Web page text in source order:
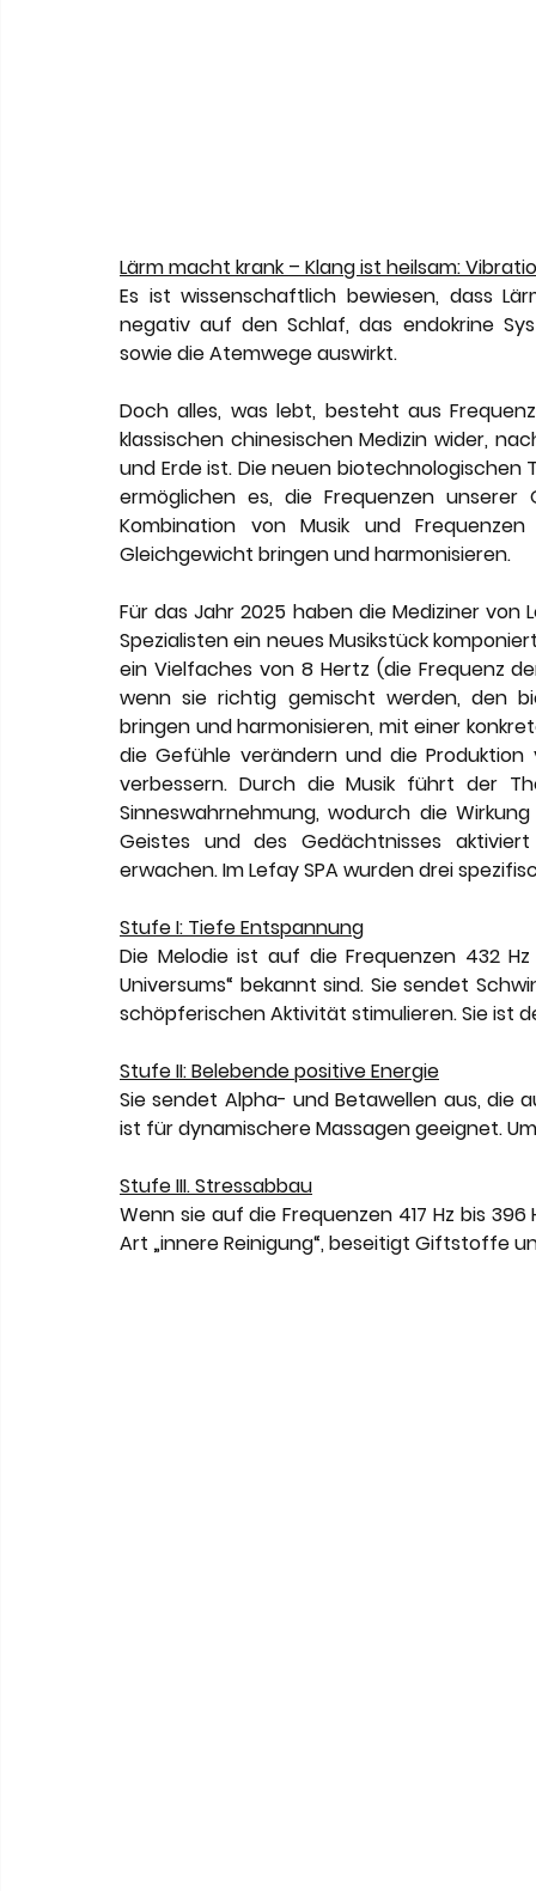
Lärm macht krank – Klang ist heilsam:
Es ist wissenschaftlich bewiesen, dass
negativ auf den Schlaf, das endokrine
sowie die Atemwege auswirkt.
Doch alles, was lebt, besteht aus
klassischen chinesischen Medizin wider,
und Erde ist. Die neuen
ermöglichen es, die Frequenzen
Kombination von Musik und
Gleichgewicht bringen und harmonisieren.
Für das Jahr 2025 haben die Mediziner
Spezialisten ein neues Musikstück
ein Vielfaches von 8 Hertz (die Frequenz
wenn sie richtig gemischt werden, den
bringen und harmonisieren, mit einer
die Gefühle verändern und die
verbessern. Durch die Musik führt der
Sinneswahrnehmung, wodurch die
Geistes und des Gedächtnisses
erwachen. Im Lefay SPA wurden drei
Stufe I: Tiefe Entspannung
Die Melodie ist auf die Frequenzen 432
Universums“ bekannt sind. Sie sendet
schöpferischen Aktivität stimulieren. Sie ist
Stufe II: Belebende positive Energie
Sie sendet Alpha- und Betawellen aus, die
ist für dynamischere Massagen geeignet.
Stufe III. Stressabbau
Wenn sie auf die Frequenzen 417 Hz bis
Art „innere Reinigung“, beseitigt Giftstoffe